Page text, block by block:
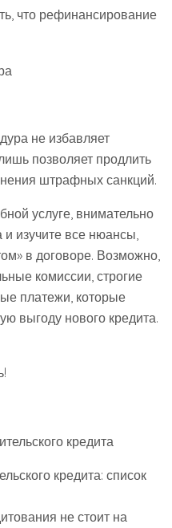
что рефинансирование
не избавляет
позволяет продлить
штрафных санкций.
услуге, внимательно
и изучите все нюансы,
в договоре. Возможно,
комиссии, строгие
платежи, которые
выгоду нового кредита.
кредита: список
не стоит на